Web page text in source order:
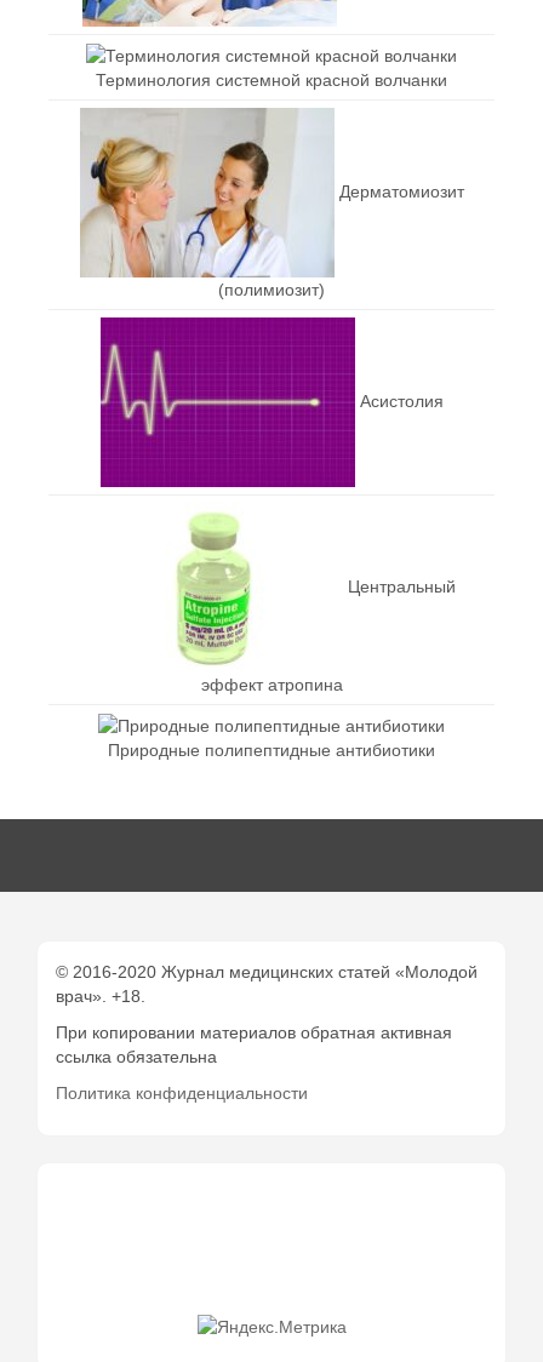
Терминология системной красной волчанки
Дерматомиозит
(полимиозит)
Асистолия
Центральный
эффект атропина
Природные полипептидные антибиотики
© 2016-2020 Журнал медицинских статей «Молодой
врач». +18.
При копировании материалов обратная активная
ссылка обязательна
Политика конфиденциальности